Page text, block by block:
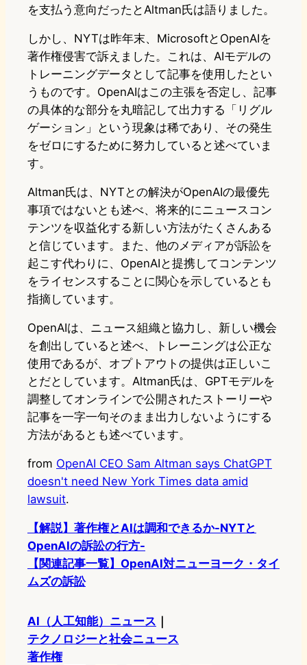
を支払う意向だったとAltman氏は語りました。
しかし、NYTは昨年末、MicrosoftとOpenAIを
著作権侵害で訴えました。これは、AIモデルの
トレーニングデータとして記事を使用したとい
うものです。OpenAIはこの主張を否定し、記事
の具体的な部分を丸暗記して出力する「リグル
ゲーション」という現象は稀であり、その発生
をゼロにするために努力していると述べていま
す。
Altman氏は、NYTとの解決がOpenAIの最優先
事項ではないとも述べ、将来的にニュースコン
テンツを収益化する新しい方法がたくさんある
と信じています。また、他のメディアが訴訟を
起こす代わりに、OpenAIと提携してコンテンツ
をライセンスすることに関心を示しているとも
指摘しています。
OpenAIは、ニュース組織と協力し、新しい機会
を創出していると述べ、トレーニングは公正な
使用であるが、オプトアウトの提供は正しいこ
とだとしています。Altman氏は、GPTモデルを
調整してオンラインで公開されたストーリーや
記事を一字一句そのまま出力しないようにする
方法があるとも述べています。
from OpenAI CEO Sam Altman says ChatGPT
doesn't need New York Times data amid
lawsuit.
【解説】著作権とAIは調和できるか-NYTと
OpenAIの訴訟の行方-
【関連記事一覧】OpenAI対ニューヨーク・タイ
ムズの訴訟
AI（人工知能）ニュース
テクノロジーと社会ニュース
著作権